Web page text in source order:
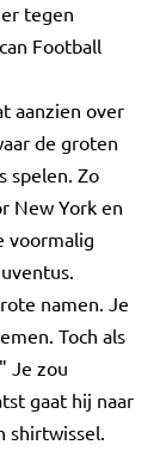
tegen
Football
aanzien over
de groten
spelen. Zo
New York en
voormalig
namen. Je
Toch als
Je zou
gaat hij naar
shirtwissel.